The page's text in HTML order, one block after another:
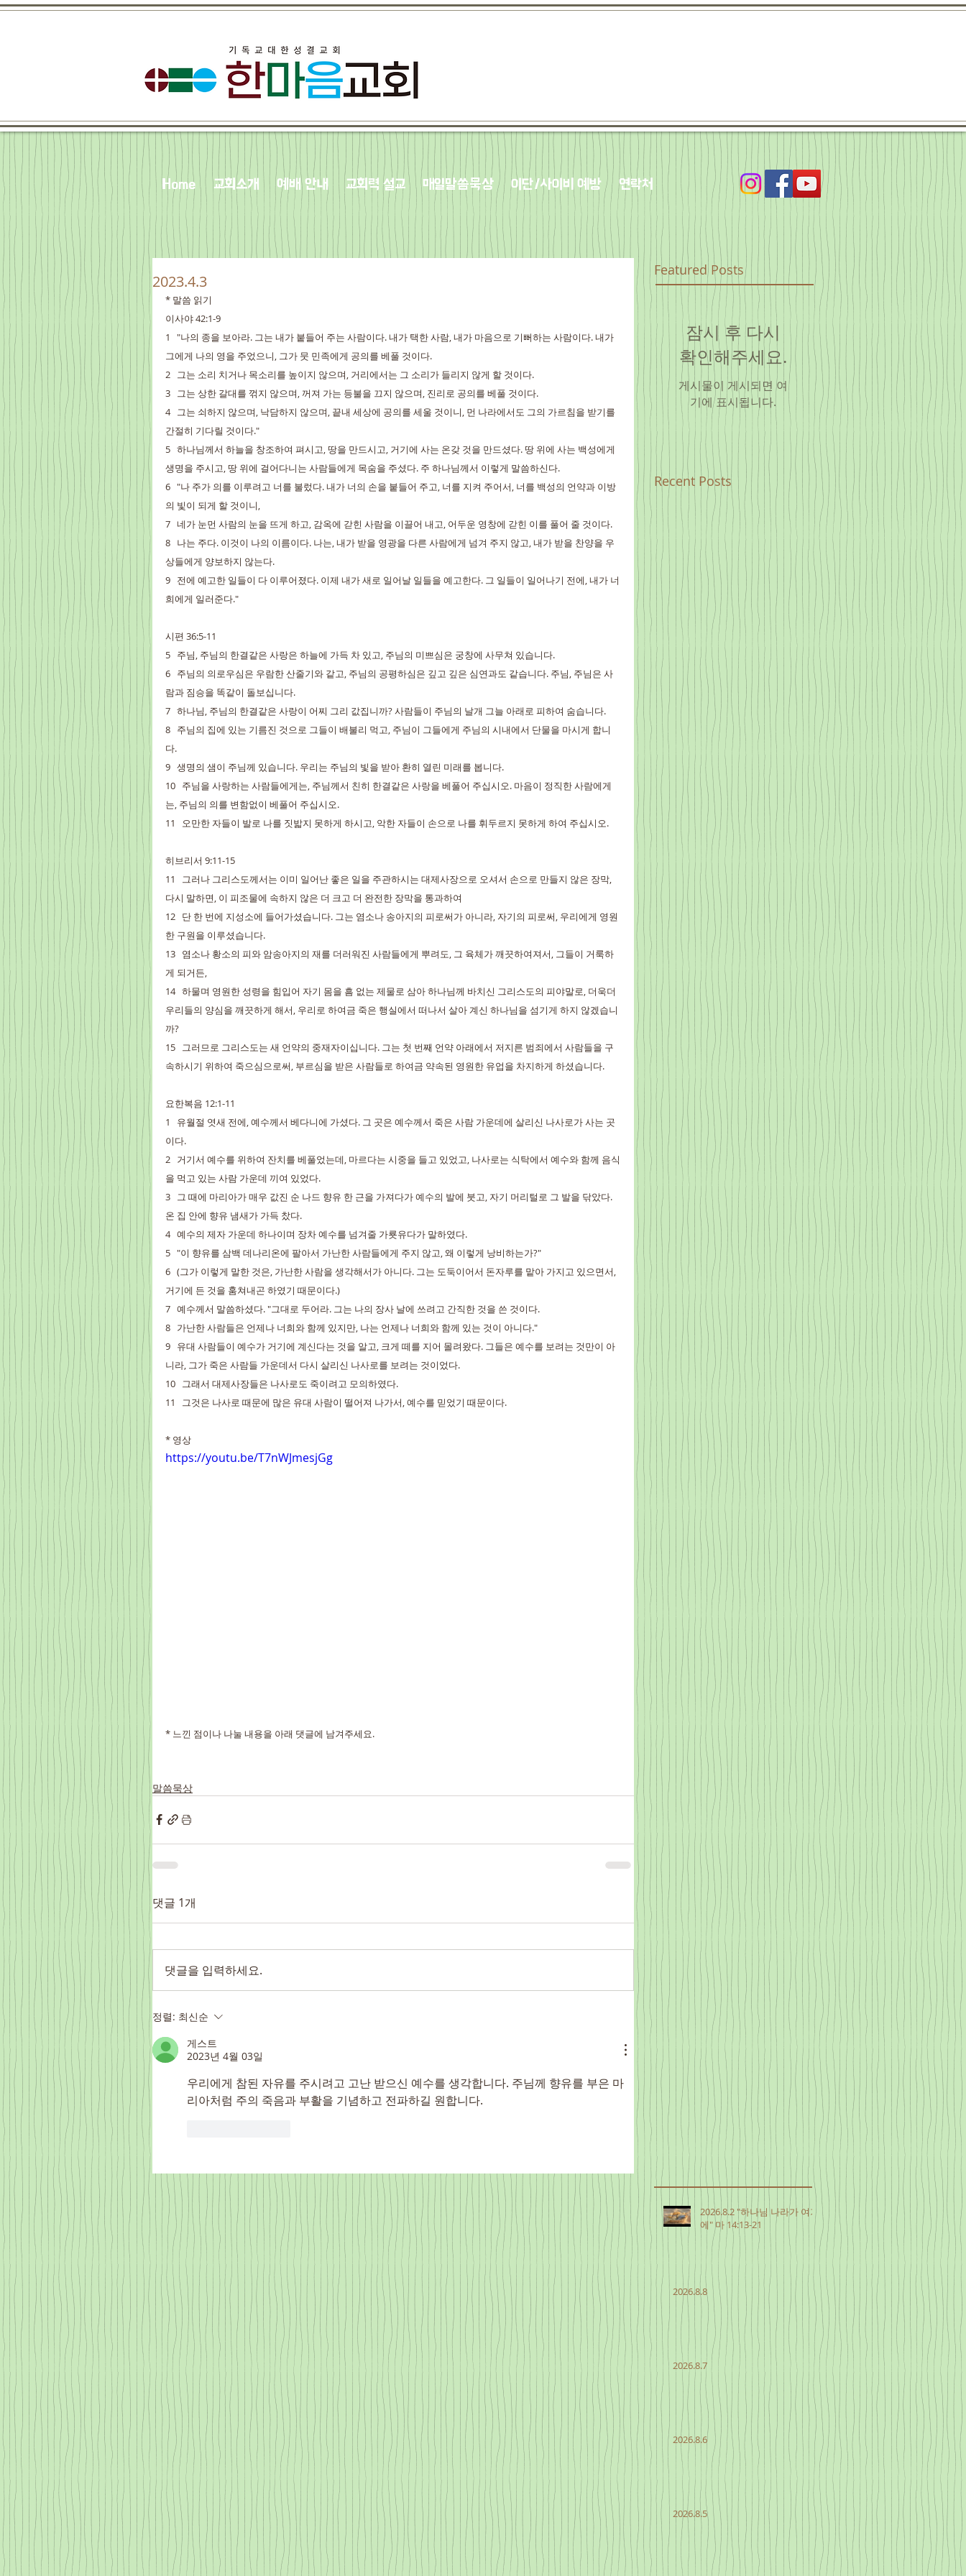
Home 교회소개 예배 안내 교회력 설교 매일말씀묵상 이단/사이비 예방 연락처
2023.4.3
* 말씀 읽기
이사야 42:1-9
1   "나의 종을 보아라. 그는 내가 붙들어 주는 사람이다. 내가 택한 사람, 내가 마음으로 기뻐하는 사람이다. 내가
그에게 나의 영을 주었으니, 그가 뭇 민족에게 공의를 베풀 것이다.
2   그는 소리 치거나 목소리를 높이지 않으며, 거리에서는 그 소리가 들리지 않게 할 것이다.
3   그는 상한 갈대를 꺾지 않으며, 꺼져 가는 등불을 끄지 않으며, 진리로 공의를 베풀 것이다.
4   그는 쇠하지 않으며, 낙담하지 않으며, 끝내 세상에 공의를 세울 것이니, 먼 나라에서도 그의 가르침을 받기를
간절히 기다릴 것이다."
5   하나님께서 하늘을 창조하여 펴시고, 땅을 만드시고, 거기에 사는 온갖 것을 만드셨다. 땅 위에 사는 백성에게
생명을 주시고, 땅 위에 걸어다니는 사람들에게 목숨을 주셨다. 주 하나님께서 이렇게 말씀하신다.
6   "나 주가 의를 이루려고 너를 불렀다. 내가 너의 손을 붙들어 주고, 너를 지켜 주어서, 너를 백성의 언약과 이방
의 빛이 되게 할 것이니,
7   네가 눈먼 사람의 눈을 뜨게 하고, 감옥에 갇힌 사람을 이끌어 내고, 어두운 영창에 갇힌 이를 풀어 줄 것이다.
8   나는 주다. 이것이 나의 이름이다. 나는, 내가 받을 영광을 다른 사람에게 넘겨 주지 않고, 내가 받을 찬양을 우
상들에게 양보하지 않는다.
9   전에 예고한 일들이 다 이루어졌다. 이제 내가 새로 일어날 일들을 예고한다. 그 일들이 일어나기 전에, 내가 너
희에게 일러준다."
시편 36:5-11
5   주님, 주님의 한결같은 사랑은 하늘에 가득 차 있고, 주님의 미쁘심은 궁창에 사무쳐 있습니다.
6   주님의 의로우심은 우람한 산줄기와 같고, 주님의 공평하심은 깊고 깊은 심연과도 같습니다. 주님, 주님은 사
람과 짐승을 똑같이 돌보십니다.
7   하나님, 주님의 한결같은 사랑이 어찌 그리 값집니까? 사람들이 주님의 날개 그늘 아래로 피하여 숨습니다.
8   주님의 집에 있는 기름진 것으로 그들이 배불리 먹고, 주님이 그들에게 주님의 시내에서 단물을 마시게 합니
다.
9   생명의 샘이 주님께 있습니다. 우리는 주님의 빛을 받아 환히 열린 미래를 봅니다.
10   주님을 사랑하는 사람들에게는, 주님께서 친히 한결같은 사랑을 베풀어 주십시오. 마음이 정직한 사람에게
는, 주님의 의를 변함없이 베풀어 주십시오.
11   오만한 자들이 발로 나를 짓밟지 못하게 하시고, 악한 자들이 손으로 나를 휘두르지 못하게 하여 주십시오.
히브리서 9:11-15
11   그러나 그리스도께서는 이미 일어난 좋은 일을 주관하시는 대제사장으로 오셔서 손으로 만들지 않은 장막,
다시 말하면, 이 피조물에 속하지 않은 더 크고 더 완전한 장막을 통과하여
12   단 한 번에 지성소에 들어가셨습니다. 그는 염소나 송아지의 피로써가 아니라, 자기의 피로써, 우리에게 영원
한 구원을 이루셨습니다.
13   염소나 황소의 피와 암송아지의 재를 더러워진 사람들에게 뿌려도, 그 육체가 깨끗하여져서, 그들이 거룩하
게 되거든,
14   하물며 영원한 성령을 힘입어 자기 몸을 흠 없는 제물로 삼아 하나님께 바치신 그리스도의 피야말로, 더욱더
우리들의 양심을 깨끗하게 해서, 우리로 하여금 죽은 행실에서 떠나서 살아 계신 하나님을 섬기게 하지 않겠습니
까?
15   그러므로 그리스도는 새 언약의 중재자이십니다. 그는 첫 번째 언약 아래에서 저지른 범죄에서 사람들을 구
속하시기 위하여 죽으심으로써, 부르심을 받은 사람들로 하여금 약속된 영원한 유업을 차지하게 하셨습니다.
요한복음 12:1-11
1   유월절 엿새 전에, 예수께서 베다니에 가셨다. 그 곳은 예수께서 죽은 사람 가운데에 살리신 나사로가 사는 곳
이다.
2   거기서 예수를 위하여 잔치를 베풀었는데, 마르다는 시중을 들고 있었고, 나사로는 식탁에서 예수와 함께 음식
을 먹고 있는 사람 가운데 끼여 있었다.
3   그 때에 마리아가 매우 값진 순 나드 향유 한 근을 가져다가 예수의 발에 붓고, 자기 머리털로 그 발을 닦았다.
온 집 안에 향유 냄새가 가득 찼다.
4   예수의 제자 가운데 하나이며 장차 예수를 넘겨줄 가룟유다가 말하였다.
5   "이 향유를 삼백 데나리온에 팔아서 가난한 사람들에게 주지 않고, 왜 이렇게 낭비하는가?"
6   (그가 이렇게 말한 것은, 가난한 사람을 생각해서가 아니다. 그는 도둑이어서 돈자루를 맡아 가지고 있으면서,
거기에 든 것을 훔쳐내곤 하였기 때문이다.)
7   예수께서 말씀하셨다. "그대로 두어라. 그는 나의 장사 날에 쓰려고 간직한 것을 쓴 것이다.
8   가난한 사람들은 언제나 너희와 함께 있지만, 나는 언제나 너희와 함께 있는 것이 아니다."
9   유대 사람들이 예수가 거기에 계신다는 것을 알고, 크게 떼를 지어 몰려왔다. 그들은 예수를 보려는 것만이 아
니라, 그가 죽은 사람들 가운데서 다시 살리신 나사로를 보려는 것이었다.
10   그래서 대제사장들은 나사로도 죽이려고 모의하였다.
11   그것은 나사로 때문에 많은 유대 사람이 떨어져 나가서, 예수를 믿었기 때문이다.
* 영상
https://youtu.be/T7nWJmesjGg
* 느낀 점이나 나눌 내용을 아래 댓글에 남겨주세요.
말씀묵상
댓글 1개
댓글을 입력하세요.
정렬: 최신순
게스트
2023년 4월 03일
우리에게 참된 자유를 주시려고 고난 받으신 예수를 생각합니다. 주님께 향유를 부은 마
리아처럼 주의 죽음과 부활을 기념하고 전파하길 원합니다.
Featured Posts
잠시 후 다시
확인해주세요.
게시물이 게시되면 여
기에 표시됩니다.
Recent Posts
2026.8.2 "하나님 나라가 여기
에" 마 14:13-21
2026.8.8
2026.8.7
2026.8.6
2026.8.5